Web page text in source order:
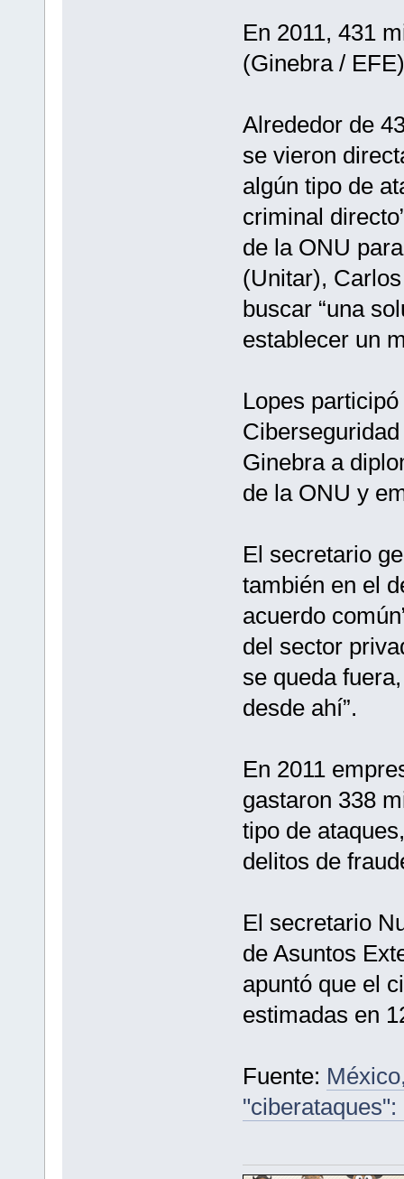
En 2011, 431
(Ginebra / EFE)
Alrededor de
se vieron
algún tipo de
criminal
de la ONU
(Unitar),
buscar “una
establecer un
Lopes
Ginebra a
de la ONU y
El secretario
también en el
acuerdo
del sector
se queda
desde ahí”.
En 2011
gastaron 338
tipo de
delitos de
El secretario
de Asuntos
apuntó que el
estimadas en
Fuente: